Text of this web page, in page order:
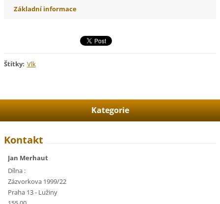
Základní informace
Štítky: Vlk
Kategorie
Kontakt
Jan Merhaut
Dílna :
Zázvorkova 1999/22
Praha 13 - Lužiny